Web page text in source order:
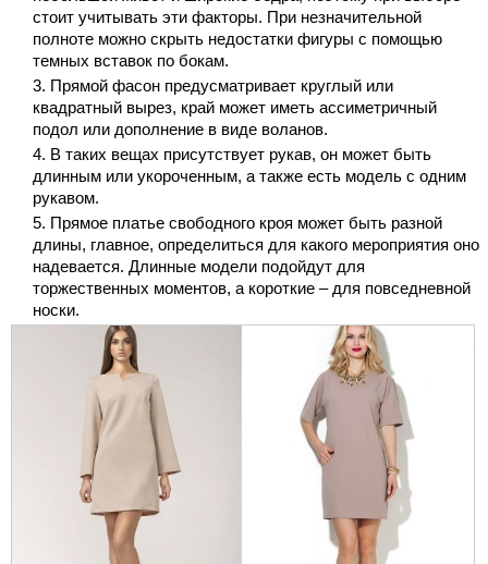
стоит учитывать эти факторы. При незначительной
полноте можно скрыть недостатки фигуры с помощью
темных вставок по бокам.
Прямой фасон предусматривает круглый или
квадратный вырез, край может иметь ассиметричный
подол или дополнение в виде воланов.
В таких вещах присутствует рукав, он может быть
длинным или укороченным, а также есть модель с одним
рукавом.
Прямое платье свободного кроя может быть разной
длины, главное, определиться для какого мероприятия оно
надевается. Длинные модели подойдут для
торжественных моментов, а короткие – для повседневной
носки.